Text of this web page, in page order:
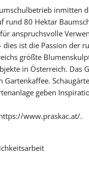
inmitten
rund 80 Hektar
anspruchsvolle
dies ist die Passion der
größte
in Österreich. Das
geben
www.praskac.at/.